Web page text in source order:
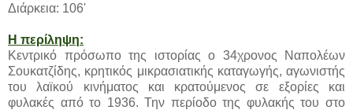
Διάρκεια: 106'
Η περίληψη:
Κεντρικό πρόσωπο της ιστορίας ο 34χρονος Ναπολέων
Σουκατζίδης, κρητικός μικρασιατικής καταγωγής, αγωνιστής
του λαϊκού κινήματος και κρατούμενος σε εξορίες και
φυλακές από το 1936. Την περίοδο της φυλακής του στο